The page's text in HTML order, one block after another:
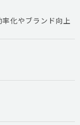
率化やブランド向上